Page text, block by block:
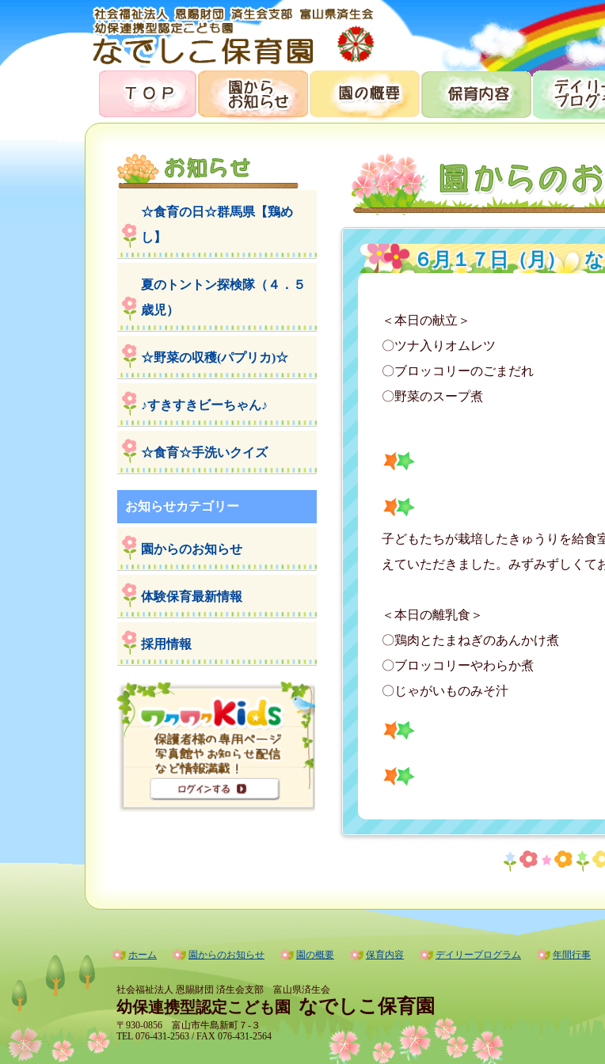
６月１７日（月）
＜本日の献立＞
〇ツナ入りオムレツ
〇ブロッコリーのごまだれ
〇野菜のスープ煮
子どもたちが栽培したきゅうりを給食
えていただきました。みずみずしくて
＜本日の離乳食＞
〇鶏肉とたまねぎのあんかけ煮
〇ブロッコリーやわらか煮
〇じゃがいものみそ汁
☆食育の日☆群馬県【鶏め
し】
夏のトントン探検隊（４．５
歳児）
☆野菜の収穫(パプリカ)☆
♪すきすきビーちゃん♪
☆食育☆手洗いクイズ
お知らせカテゴリー
園からのお知らせ
体験保育最新情報
採用情報
ホーム 園からのお知らせ 園の概要 保育内容 デイリープログラム 年間行事
社会福祉法人 恩賜財団 済生会支部 富山県済生会
幼保連携型認定こども園 なでしこ保育園
〒930-0856 富山市牛島新町７-３
TEL 076-431-2563 / FAX 076-431-2564